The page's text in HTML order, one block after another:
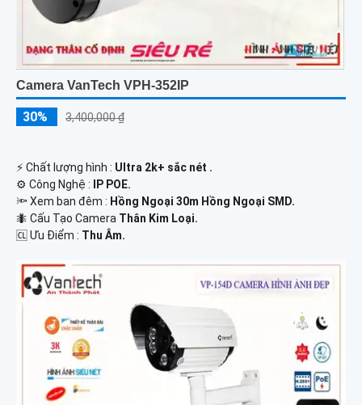
Camera VanTech VPH-352IP
30% 3,400,000 ₫
️⚡ Chất lượng hình : Ultra 2k+ sắc nét .
⚙ Công Nghệ :
IP POE.
🔦 Xem ban đêm : Hồng Ngoại 30m Hồng Ngoại SMD.
🐜 Cấu Tạo Camera Thân Kim Loại.
️🆑 Ưu Điểm : Thu Âm.